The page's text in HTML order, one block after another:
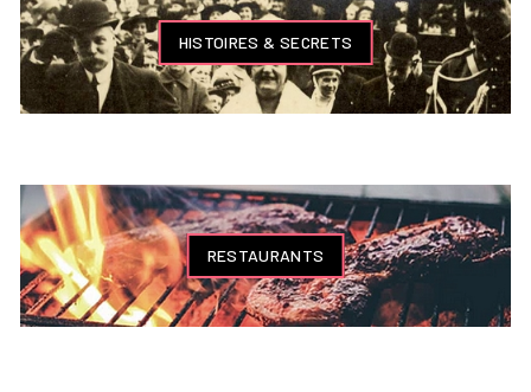
HISTOIRES & SECRETS
RESTAURANTS